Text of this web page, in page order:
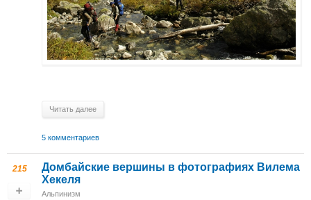
Читать далее
5 комментариев
215
Домбайские вершины в фотографиях Вилема
Хекеля
Альпинизм